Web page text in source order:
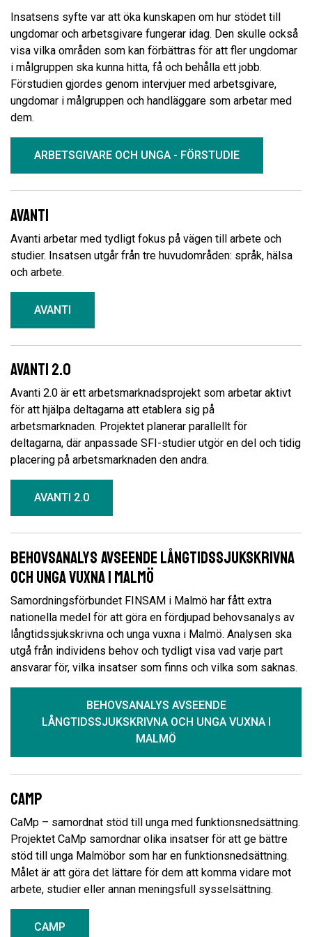
Insatsens syfte var att öka kunskapen om hur stödet till
ungdomar och arbetsgivare fungerar idag. Den skulle också
visa vilka områden som kan förbättras för att fler ungdomar
i målgruppen ska kunna hitta, få och behålla ett jobb.
Förstudien gjordes genom intervjuer med arbetsgivare,
ungdomar i målgruppen och handläggare som arbetar med
dem.
ARBETSGIVARE OCH UNGA - FÖRSTUDIE
Avanti
Avanti arbetar med tydligt fokus på vägen till arbete och
studier. Insatsen utgår från tre huvudområden: språk, hälsa
och arbete.
AVANTI
Avanti 2.0
Avanti 2.0 är ett arbetsmarknadsprojekt som arbetar aktivt
för att hjälpa deltagarna att etablera sig på
arbetsmarknaden. Projektet planerar parallellt för
deltagarna, där anpassade SFI-studier utgör en del och tidig
placering på arbetsmarknaden den andra.
AVANTI 2.0
Behovsanalys avseende långtidssjukskrivna
och unga vuxna i Malmö
Samordningsförbundet FINSAM i Malmö har fått extra
nationella medel för att göra en fördjupad behovsanalys av
långtidssjukskrivna och unga vuxna i Malmö. Analysen ska
utgå från individens behov och tydligt visa vad varje part
ansvarar för, vilka insatser som finns och vilka som saknas.
BEHOVSANALYS AVSEENDE
LÅNGTIDSSJUKSKRIVNA OCH UNGA VUXNA I
MALMÖ
Camp
CaMp – samordnat stöd till unga med funktionsnedsättning.
Projektet CaMp samordnar olika insatser för att ge bättre
stöd till unga Malmöbor som har en funktionsnedsättning.
Målet är att göra det lättare för dem att komma vidare mot
arbete, studier eller annan meningsfull sysselsättning.
CAMP